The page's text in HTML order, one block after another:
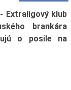
Extraligový klub
brankára
o posile na